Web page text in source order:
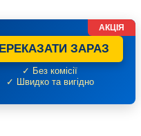
ЗАРАЗ
✓ Без комісії
✓ Швидко та вигідно
АКЦІЯ